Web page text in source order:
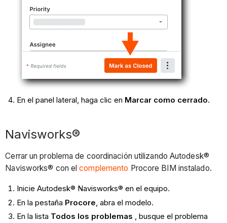
En el panel lateral, haga clic en Marcar como cerrado.
Navisworks®
Cerrar un problema de coordinación utilizando Autodesk®
Navisworks® con elcomplemento Procore BIM instalado.
Inicie Autodesk® Navisworks® en el equipo.
En la pestaña Procore , abra el modelo.
En la lista Todos los problemas , busque el problema